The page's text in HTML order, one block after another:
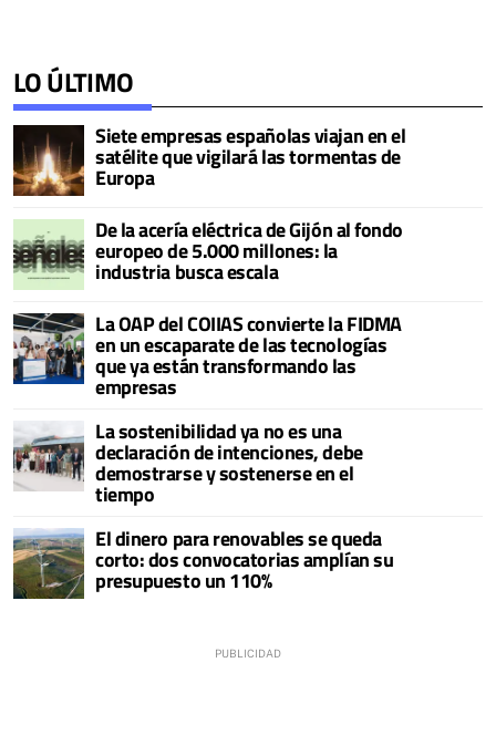
LO ÚLTIMO
Siete empresas españolas viajan en el
satélite que vigilará las tormentas de
Europa
De la acería eléctrica de Gijón al fondo
europeo de 5.000 millones: la
industria busca escala
La OAP del COIIAS convierte la FIDMA
en un escaparate de las tecnologías
que ya están transformando las
empresas
La sostenibilidad ya no es una
declaración de intenciones, debe
demostrarse y sostenerse en el
tiempo
El dinero para renovables se queda
corto: dos convocatorias amplían su
presupuesto un 110%